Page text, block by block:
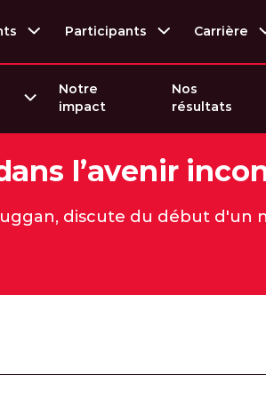
Participants Carrière
Notre
impact
Nos
résultats
l’avenir
discute du début d'un